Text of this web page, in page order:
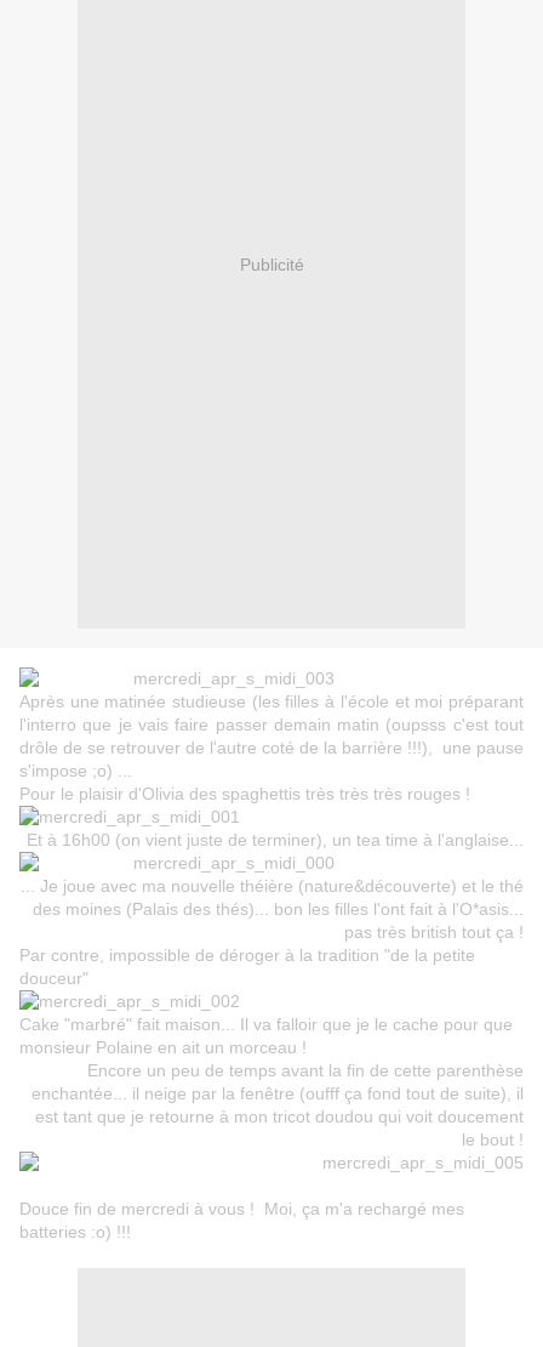
Publicité
Après une matinée studieuse (les filles à l'école et moi préparant
l'interro que je vais faire passer demain matin (oupsss c'est tout
drôle de se retrouver de l'autre coté de la barrière !!!), une pause
s'impose ;o) ...
Pour le plaisir d'Olivia des spaghettis très très très rouges !
Et à 16h00 (on vient juste de terminer), un tea time à l'anglaise...
... Je joue avec ma nouvelle théière (nature&découverte) et le thé
des moines (Palais des thés)... bon les filles l'ont fait à l'O*asis...
pas très british tout ça !
Par contre, impossible de déroger à la tradition "de la petite
douceur"
Cake "marbré" fait maison... Il va falloir que je le cache pour que
monsieur Polaine en ait un morceau !
Encore un peu de temps avant la fin de cette parenthèse
enchantée... il neige par la fenêtre (oufff ça fond tout de suite), il
est tant que je retourne à mon tricot doudou qui voit doucement
le bout !
Douce fin de mercredi à vous ! Moi, ça m'a rechargé mes
batteries :o) !!!